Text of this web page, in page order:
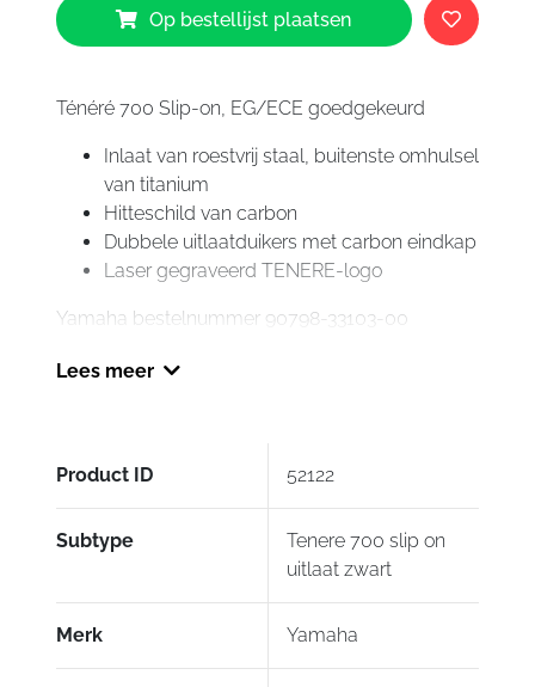
Op bestellijst plaatsen
Ténéré 700 Slip-on, EG/ECE goedgekeurd
Inlaat van roestvrij staal, buitenste omhulsel
van titanium
Hitteschild van carbon
Dubbele uitlaatduikers met carbon eindkap
Laser gegraveerd TENERE-logo
Yamaha bestelnummer 90798-33103-00
Uitsluitend af te halen in de winkel, geen
Lees meer
Product ID 52122
Subtype
Tenere 700 slip on
uitlaat zwart
Merk Yamaha